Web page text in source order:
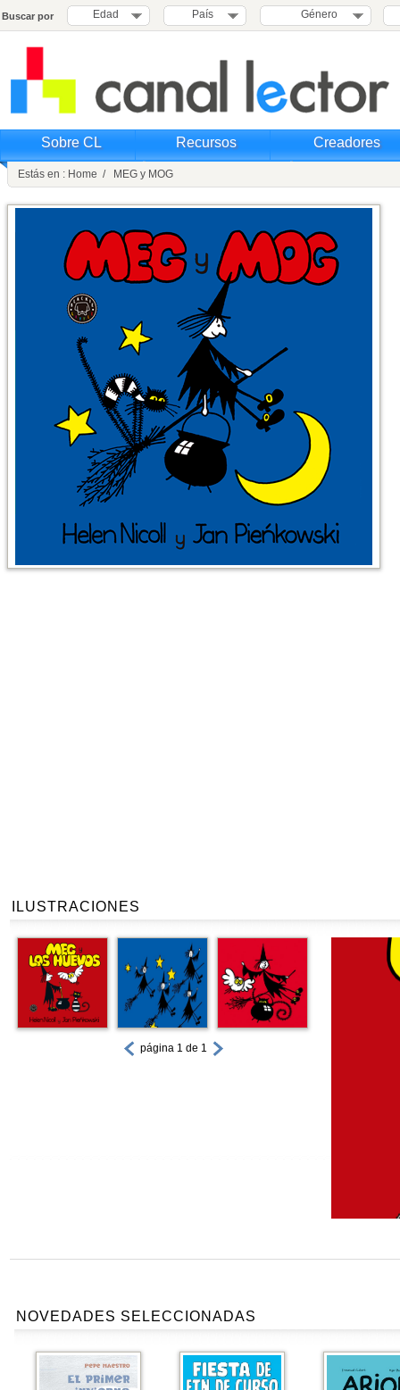
Buscar por Edad País Género
Sobre CL Recursos Creadores
Estás en : Home / MEG y MOG
ILUSTRACIONES
página 1 de 1
NOVEDADES SELECCIONADAS